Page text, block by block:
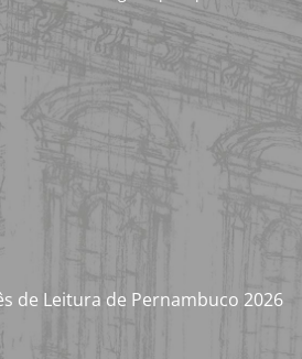
de Leitura de Pernambuco 2026